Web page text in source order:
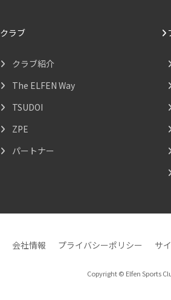
クラブ
クラブ紹介
The ELFEN Way
TSUDOI
ZPE
パートナー
会社情報 プライバシーポリシー サ
Copyright © Elfen Sports